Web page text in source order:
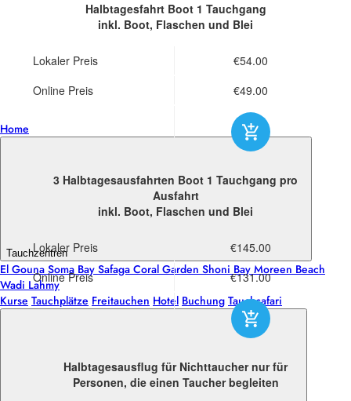
Home
Tauchzentren
El Gouna Soma Bay Safaga Coral Garden Shoni Bay Moreen Beach
Wadi Lahmy
Kurse Tauchplätze Freitauchen Hotel Buchung Tauchsafari
Halbtagesfahrt Boot 1 Tauchgang
inkl. Boot, Flaschen und Blei
Lokaler Preis
€54.00
Online Preis
€49.00
3 Halbtagesausfahrten Boot 1 Tauchgang pro
Ausfahrt
inkl. Boot, Flaschen und Blei
Lokaler Preis
€145.00
Online Preis
€131.00
Halbtagesausflug für Nichttaucher nur für
Personen, die einen Taucher begleiten